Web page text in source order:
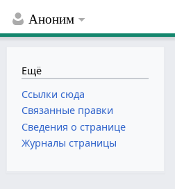
Аноним
Ещё
Ссылки сюда
Связанные правки
Сведения о странице
Журналы страницы